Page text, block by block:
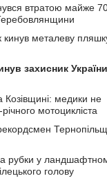
втратою майже
кинув металеву
захисник України
медики не
мотоцикліста
рекордсмен
рубки у
голову